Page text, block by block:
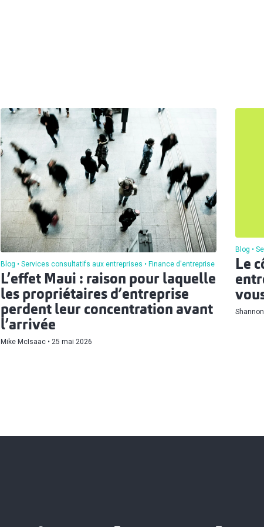
Blog Services consultatifs aux entreprises Finance d'entreprise
L’effet Maui : raison pour laquelle
les propriétaires d’entreprise
perdent leur concentration avant
l’arrivée
Mike McIsaac 25 mai 2026
Blog
Le